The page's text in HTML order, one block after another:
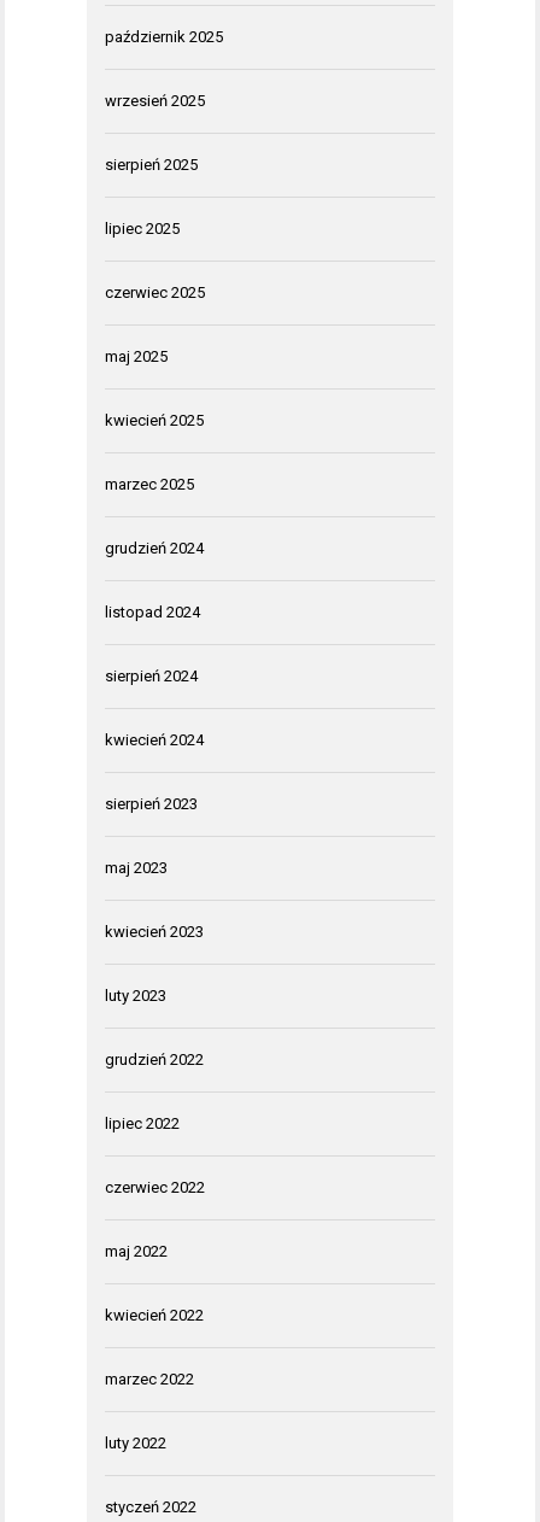
październik 2025
wrzesień 2025
sierpień 2025
lipiec 2025
czerwiec 2025
maj 2025
kwiecień 2025
marzec 2025
grudzień 2024
listopad 2024
sierpień 2024
kwiecień 2024
sierpień 2023
maj 2023
kwiecień 2023
luty 2023
grudzień 2022
lipiec 2022
czerwiec 2022
maj 2022
kwiecień 2022
marzec 2022
luty 2022
styczeń 2022